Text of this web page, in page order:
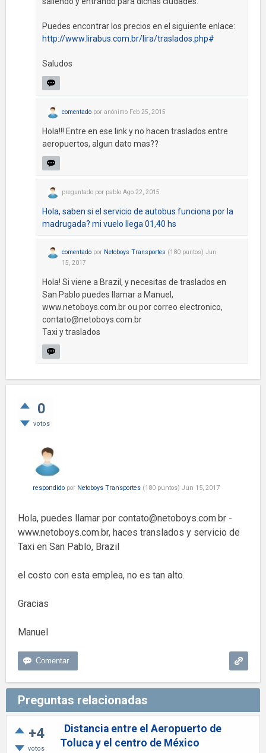
Puedes encontrar los precios en el siguiente enlace:
http://www.lirabus.com.br/lira/traslados.php#
Saludos
comentado por anónimo Feb 25, 2015
Hola!!! Entre en ese link y no hacen traslados entre
aeropuertos, algun dato mas??
preguntado por pablo Ago 22, 2015
Hola, saben si el servicio de autobus funciona por la
madrugada? mi vuelo llega 01,40 hs
comentado por Netoboys Transportes (180 puntos) Jun
15, 2017
Hola! Si viene a Brazil, y necesitas de traslados en
San Pablo puedes llamar a Manuel,
www.netoboys.com.br ou por correo electronico,
contato@netoboys.com.br
Taxi y traslados
0
votos
respondido por Netoboys Transportes (180 puntos) Jun 15, 2017
Hola, puedes llamar por contato@netoboys.com.br -
www.netoboys.com.br, haces translados y servicio de
Taxi en San Pablo, Brazil
el costo con esta emplea, no es tan alto.
Gracias
Manuel
Preguntas relacionadas
+4
votos
Distancia entre el Aeropuerto de
Toluca y el centro de México